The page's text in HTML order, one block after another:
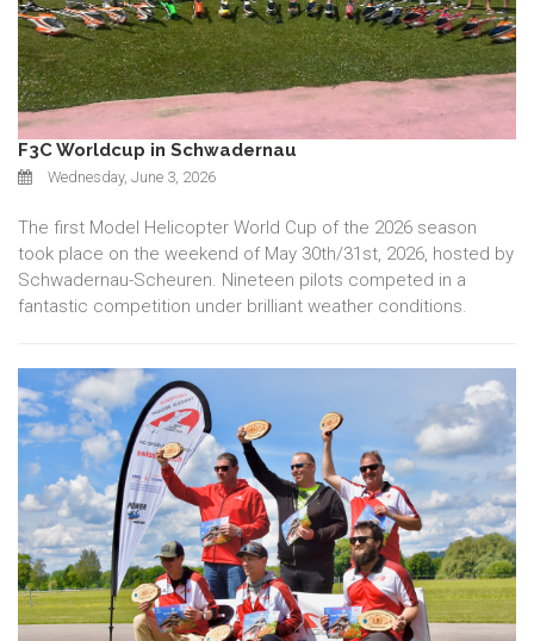
F3C Worldcup in Schwadernau
Wednesday, June 3, 2026
The first Model Helicopter World Cup of the 2026 season
took place on the weekend of May 30th/31st, 2026, hosted by
Schwadernau-Scheuren. Nineteen pilots competed in a
fantastic competition under brilliant weather conditions.